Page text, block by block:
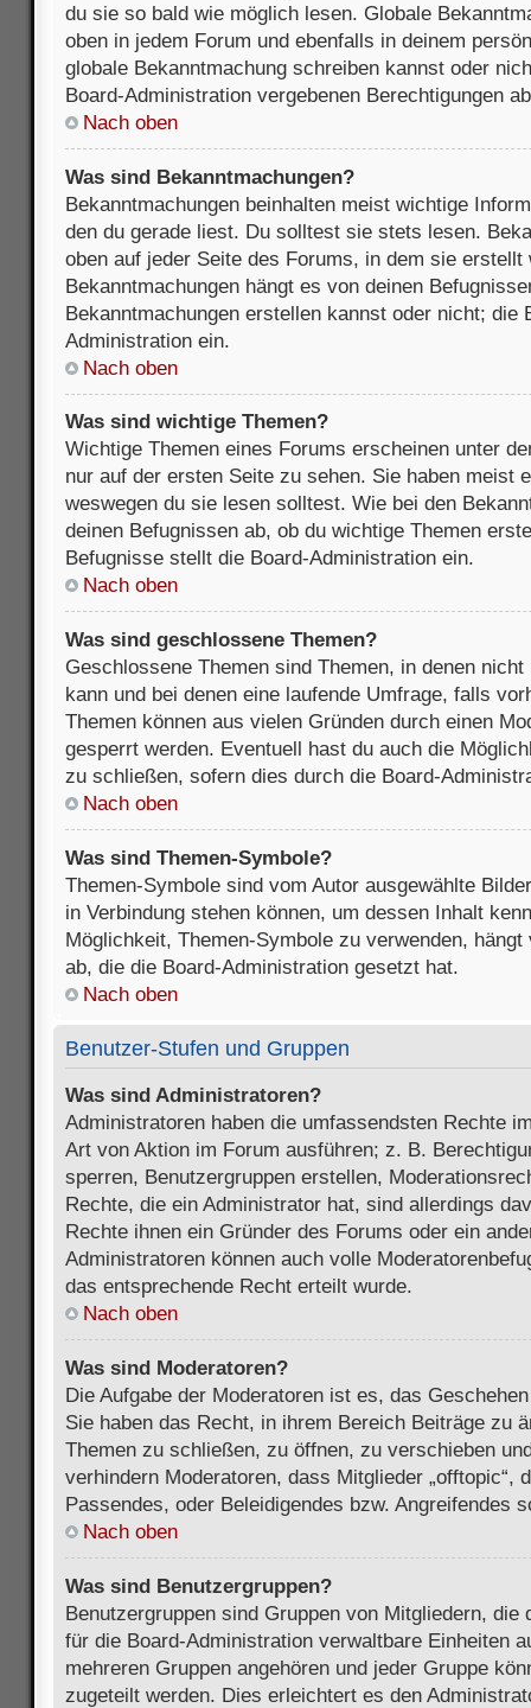
du sie so bald wie möglich lesen. Globale
oben in jedem Forum und ebenfalls in deinem
globale Bekanntmachung schreiben kannst oder
Board-Administration vergebenen Berechtigungen
Nach oben
Was sind Bekanntmachungen?
Bekanntmachungen beinhalten meist wichtige
den du gerade liest. Du solltest sie stets lesen.
oben auf jeder Seite des Forums, in dem sie erstellt
Bekanntmachungen hängt es von deinen
Bekanntmachungen erstellen kannst oder nicht; die
Administration ein.
Nach oben
Was sind wichtige Themen?
Wichtige Themen eines Forums erscheinen unter
nur auf der ersten Seite zu sehen. Sie haben meist
weswegen du sie lesen solltest. Wie bei den
deinen Befugnissen ab, ob du wichtige Themen
Befugnisse stellt die Board-Administration ein.
Nach oben
Was sind geschlossene Themen?
Geschlossene Themen sind Themen, in denen
kann und bei denen eine laufende Umfrage, falls
Themen können aus vielen Gründen durch einen
gesperrt werden. Eventuell hast du auch die
zu schließen, sofern dies durch die Board-
Nach oben
Was sind Themen-Symbole?
Themen-Symbole sind vom Autor ausgewählte
in Verbindung stehen können, um dessen Inhalt
Möglichkeit, Themen-Symbole zu verwenden,
ab, die die Board-Administration gesetzt hat.
Nach oben
Benutzer-Stufen und Gruppen
Was sind Administratoren?
Administratoren haben die umfassendsten Rechte
Art von Aktion im Forum ausführen; z. B.
sperren, Benutzergruppen erstellen,
Rechte, die ein Administrator hat, sind allerdings
Rechte ihnen ein Gründer des Forums oder ein
Administratoren können auch volle
das entsprechende Recht erteilt wurde.
Nach oben
Was sind Moderatoren?
Die Aufgabe der Moderatoren ist es, das
Sie haben das Recht, in ihrem Bereich Beiträge zu
Themen zu schließen, zu öffnen, zu verschieben
verhindern Moderatoren, dass Mitglieder „offtopic“,
Passendes, oder Beleidigendes bzw. Angreifendes
Nach oben
Was sind Benutzergruppen?
Benutzergruppen sind Gruppen von Mitgliedern, die
für die Board-Administration verwaltbare Einheiten
mehreren Gruppen angehören und jeder Gruppe
zugeteilt werden. Dies erleichtert es den